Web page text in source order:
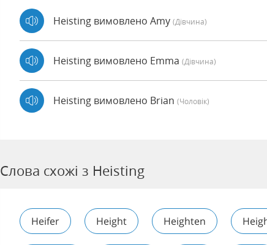
Heisting вимовлено Amy (дівчина)
Heisting вимовлено Emma (дівчина)
Heisting вимовлено Brian (чоловік)
Слова схожі з Heisting
Heifer Height Heighten